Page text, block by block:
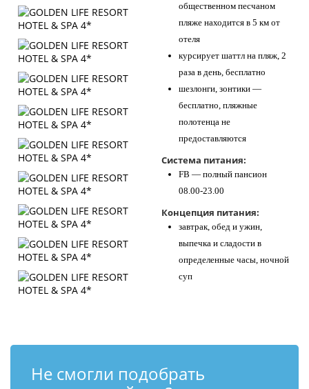
общественном песчаном
пляже находится в 5 км от
отеля
курсирует шаттл на пляж, 2
раза в день, бесплатно
шезлонги, зонтики —
бесплатно, пляжные
полотенца не
предоставляются
Система питания:
FB — полный пансион
08.00-23.00
Концепция питания:
завтрак, обед и ужин,
выпечка и сладости в
определенные часы, ночной
суп
Не смогли подобрать